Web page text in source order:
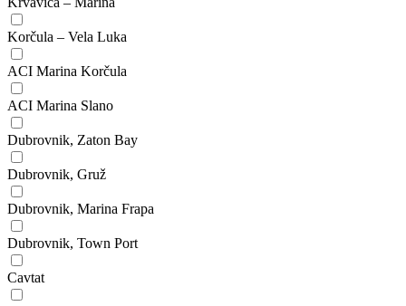
Korčula – Vela Luka
ACI Marina Korčula
ACI Marina Slano
Dubrovnik, Zaton Bay
Dubrovnik, Gruž
Dubrovnik, Marina Frapa
Dubrovnik, Town Port
Cavtat